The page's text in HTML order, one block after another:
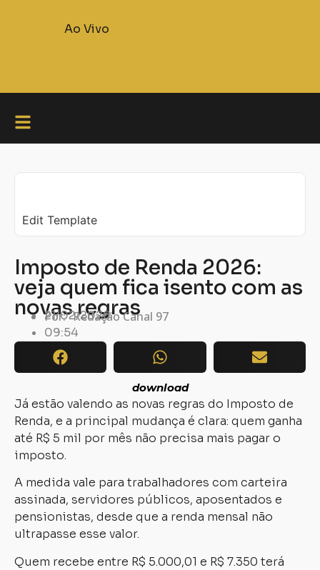
Ao Vivo
Edit Template
Imposto de Renda 2026:
veja quem fica isento com as
novas regras
Por: Redação Canal 97
21/02/2026
09:54
download
Já estão valendo as novas regras do Imposto de
Renda, e a principal mudança é clara: quem ganha
até R$ 5 mil por mês não precisa mais pagar o
imposto.
A medida vale para trabalhadores com carteira
assinada, servidores públicos, aposentados e
pensionistas, desde que a renda mensal não
ultrapasse esse valor.
Quem recebe entre R$ 5.000,01 e R$ 7.350 terá